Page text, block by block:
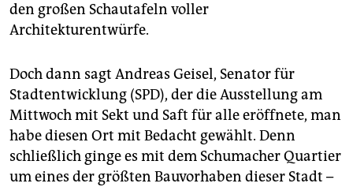
den großen Schautafeln voller
Architekturentwürfe.
Doch dann sagt Andreas Geisel, Senator für
Stadtentwicklung (SPD), der die Ausstellung am
Mittwoch mit Sekt und Saft für alle eröffnete, man
habe diesen Ort mit Bedacht gewählt. Denn
schließlich ginge es mit dem Schumacher Quartier
um eines der größten Bauvorhaben dieser Stadt –